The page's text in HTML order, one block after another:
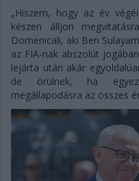
„Hiszem, hogy az év
készen álljon
Domenicali, aki Ben
az FIA-nak abszolút
lejárta után akár
de örülnek, ha
megállapodásra az összes